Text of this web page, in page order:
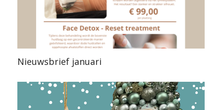
Nieuwsbrief januari